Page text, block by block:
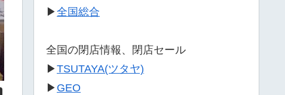
▶全国総合
全国の閉店情報、閉店セール
▶TSUTAYA(ツタヤ)
▶ GEO